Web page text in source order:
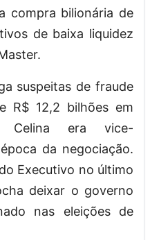
compra bilionária de
de baixa liquidez
suspeitas de fraude
R$ 12,2 bilhões em
Celina era vice-
da negociação.
Executivo no último
deixar o governo
nas eleições de